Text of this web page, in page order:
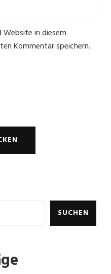
Website in diesem
Kommentar speichern.
SUCHEN